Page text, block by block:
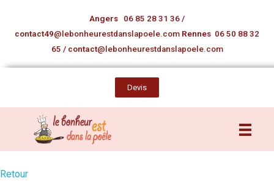
Angers 06 85 28 31 36 /
contact49@lebonheurestdanslapoele.com Rennes 06 50 88 32
65 / contact@lebonheurestdanslapoele.com
Devis
Retour